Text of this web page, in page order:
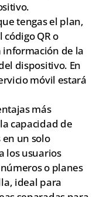
tengas el plan,
código QR o
de la
dispositivo. En
móvil estará
más
capacidad de
un solo
los usuarios
o planes
ideal para